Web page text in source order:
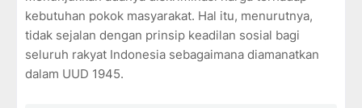
kebutuhan pokok masyarakat. Hal itu, menurutnya,
tidak sejalan dengan prinsip keadilan sosial bagi
seluruh rakyat Indonesia sebagaimana diamanatkan
dalam UUD 1945.